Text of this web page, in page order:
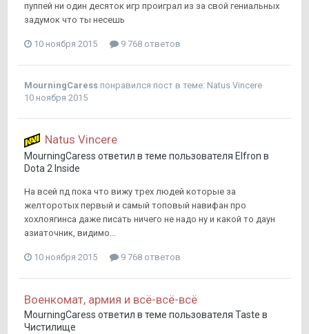
пуппей ни один десяток игр проиграл из за свой гениальных
задумок что ты несешь
10 ноября 2015 9 768 ответов
MourningCaress понравился пост в теме: Natus Vincere
10 ноября 2015
Natus Vincere
MourningCaress ответил в теме пользователя Elfron в
Dota 2 Inside
На всей пд пока что вижу трех людей которые за
желторотых первый и самый топовый навифан про
хохлоягинса даже писать ничего не надо ну и какой то даун
азиаточник, видимо...
10 ноября 2015 9 768 ответов
Военкомат, армия и всё-всё-всё
MourningCaress ответил в теме пользователя Taste в
Чистилище